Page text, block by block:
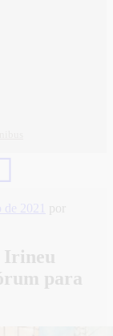
2021
por
Irineu
para